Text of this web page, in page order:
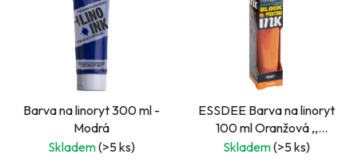
Barva na linoryt 300 ml -
Modrá
Skladem(>5 ks)
ESSDEE Barva na linoryt
100 ml Oranžová ,,
Orange"
Skladem(>5 ks)